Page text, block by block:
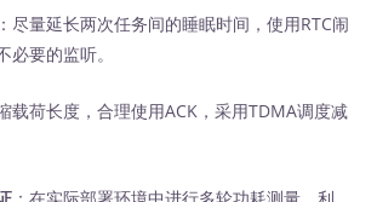
尽量延长两次任务间的睡眠时间，使用RTC闹
要的监听。
载荷长度，合理使用ACK，采用TDMA调度减